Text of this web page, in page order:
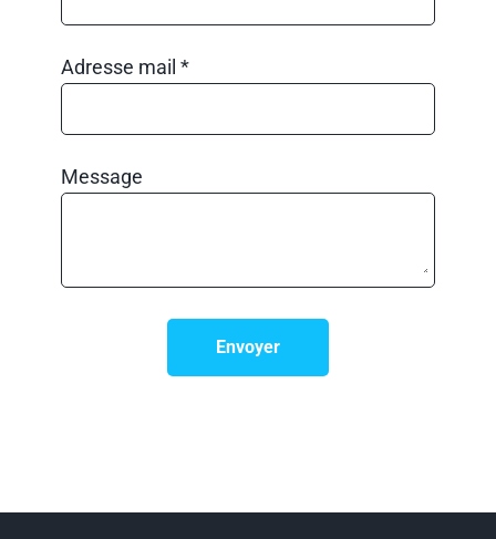
Adresse mail *
Message
Envoyer